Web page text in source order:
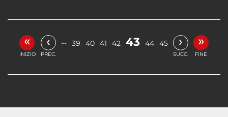
«
INIZIO
‹
PREC.
… 39 40 41 42 43 44 45 ›
SUCC.
»
FINE